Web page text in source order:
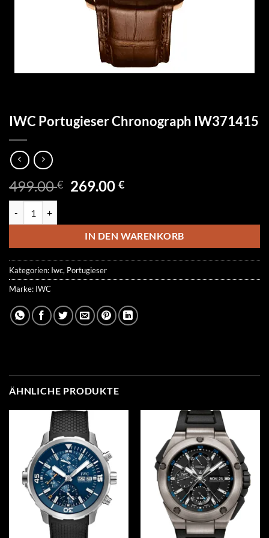
IWC Portugieser Chronograph IW371415
499.00€ Ursprünglicher
499.00 €
269.00€Aktueller
269.00 €.
IN DEN WARENKORB
Kategorien: Iwc, Portugieser
Marke: IWC
ÄHNLICHE PRODUKTE